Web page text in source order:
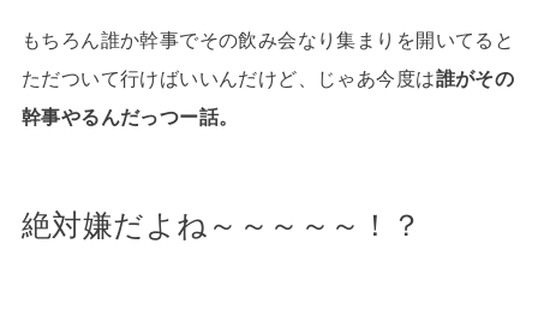
もちろん誰か幹事でその飲み会なり集まりを開いてると
ただついて行けばいいんだけど、じゃあ今度は誰がその
幹事やるんだっつー話。
絶対嫌だよね～～～～～！？